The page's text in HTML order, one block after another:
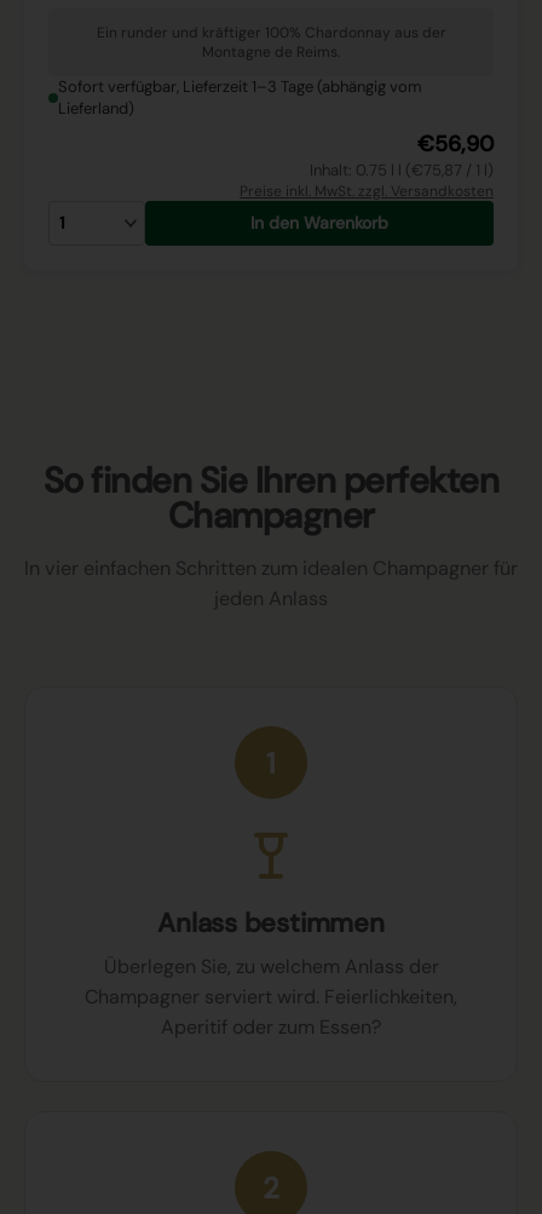
Ein runder und kräftiger 100% Chardonnay aus der
Montagne de Reims.
Sofort verfügbar, Lieferzeit 1–3 Tage (abhängig vom
Lieferland)
€56,90
Inhalt: 0.75 l l (€75,87 / 1 l)
Preise inkl. MwSt. zzgl. Versandkosten
In den Warenkorb
So finden Sie Ihren perfekten
Champagner
In vier einfachen Schritten zum idealen Champagner für
jeden Anlass
1
Anlass bestimmen
Überlegen Sie, zu welchem Anlass der
Champagner serviert wird. Feierlichkeiten,
Aperitif oder zum Essen?
2